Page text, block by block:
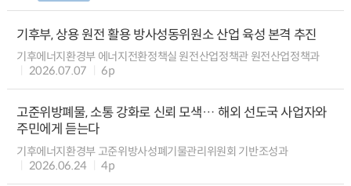
기후부, 상용 원전 활용 방사성동위원소 산업 육성 본격 추진
기후에너지환경부 에너지전환정책실 원전산업정책관 원전산업정책과
2026.07.07
6p
고준위방폐물, 소통 강화로 신뢰 모색… 해외 선도국 사업자와
주민에게 듣는다
기후에너지환경부 고준위방사성폐기물관리위원회 기반조성과
2026.06.24
4p